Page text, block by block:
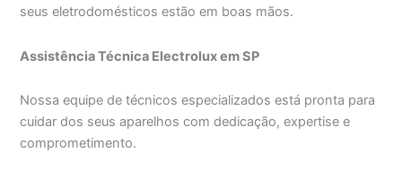
seus eletrodomésticos estão em boas mãos.
Assistência Técnica Electrolux em SP
Nossa equipe de técnicos especializados está pronta para
cuidar dos seus aparelhos com dedicação, expertise e
comprometimento.